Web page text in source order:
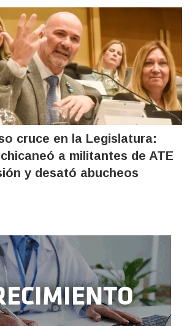
cruce en la Legislatura:
a militantes de ATE
y desató abucheos